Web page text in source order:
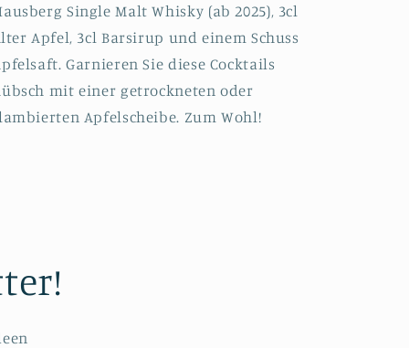
Single Malt Whisky (ab 2025), 3cl
Apfel, 3cl Barsirup und einem Schuss
Garnieren Sie diese Cocktails
mit einer getrockneten oder
Apfelscheibe. Zum Wohl!